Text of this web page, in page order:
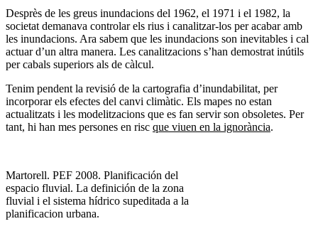
Desprès de les greus inundacions del 1962, el 1971 i el 1982, la
societat demanava controlar els rius i canalitzar-los per acabar amb
les inundacions. Ara sabem que les inundacions son inevitables i cal
actuar d’un altra manera. Les canalitzacions s’han demostrat inútils
per cabals superiors als de càlcul.
Tenim pendent la revisió de la cartografia d’inundabilitat, per
incorporar els efectes del canvi climàtic. Els mapes no estan
actualitzats i les modelitzacions que es fan servir son obsoletes. Per
tant, hi han mes persones en risc que viuen en la ignorància.
Martorell. PEF 2008. Planificación del
espacio fluvial. La definición de la zona
fluvial i el sistema hídrico supeditada a la
planificacion urbana.